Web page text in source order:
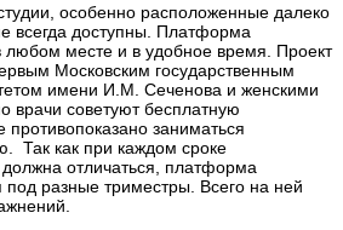
особенно расположенные далеко
всегда доступны. Платформа
любом месте и в удобное время. Проект
Московским государственным
имени И.М. Сеченова и женскими
врачи советуют бесплатную
заниматься
Так как при каждом сроке
отличаться, платформа
под разные триместры. Всего на ней